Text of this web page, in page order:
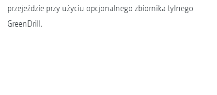
przejeździe przy użyciu opcjonalnego zbiornika tylnego
GreenDrill.